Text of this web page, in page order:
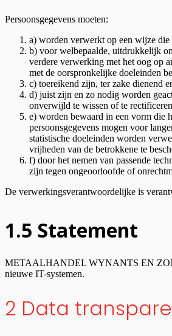
Persoonsgegevens moeten:
a) worden verwerkt op een wijze die
b) voor welbepaalde, uitdrukkelijk
verdere verwerking met het oog op
met de oorspronkelijke doeleinden
c) toereikend zijn, ter zake dienend
d) juist zijn en zo nodig worden
onverwijld te wissen of te
e) worden bewaard in een vorm die
persoonsgegevens mogen voor
statistische doeleinden worden
vrijheden van de betrokkene te
f) door het nemen van passende
zijn tegen ongeoorloofde of
De verwerkingsverantwoordelijke is
1.5 Statement
METAALHANDEL WYNANTS EN
nieuwe IT-systemen.
2 Data